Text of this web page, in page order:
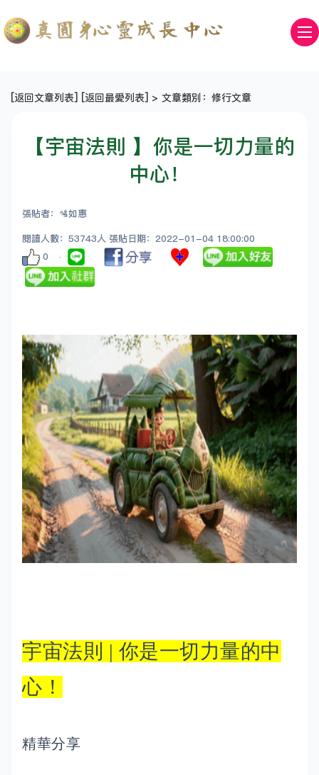
[返回文章列表] [返回最愛列表] > 文章類別：修行文章
【宇宙法則 】你是一切力量的
中心！
張貼者：🛂如惠
閱讀人數：53743人 張貼日期：2022-01-04 18:00:00
0
宇宙法則 | 你是一切力量的中
心！
精華分享